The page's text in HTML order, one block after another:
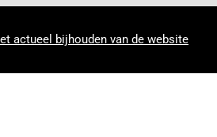
actueel bijhouden van de website